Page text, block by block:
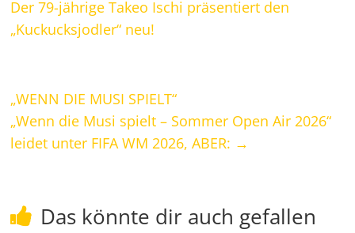
Der 79-jährige Takeo Ischi präsentiert den
„Kuckucksjodler“ neu!
„WENN DIE MUSI SPIELT“
„Wenn die Musi spielt – Sommer Open Air 2026“
leidet unter FIFA WM 2026, ABER: →
Das könnte dir auch gefallen